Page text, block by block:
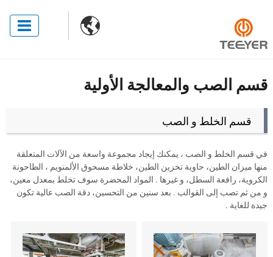

قسم الصب والمعالجة الأولية
قسم الخلط و الصب
في قسم الخلط و الصب ، يمكنك إيجاد مجموعة واسعة من الآلات المتعلقة
منها ميزان الطين، حاوية تخزين الطين، خلاطة مسحوق الألمنويم ، الطاحونة
الكروية، رافعة السطل، و غيرها . المواد المحضرة سوف تخلط بمعدل معين،
و من ثم تصب إلى القوالب . بعد سنين من التحسين، دقة الصب عالية تكون
جيدة للغاية .